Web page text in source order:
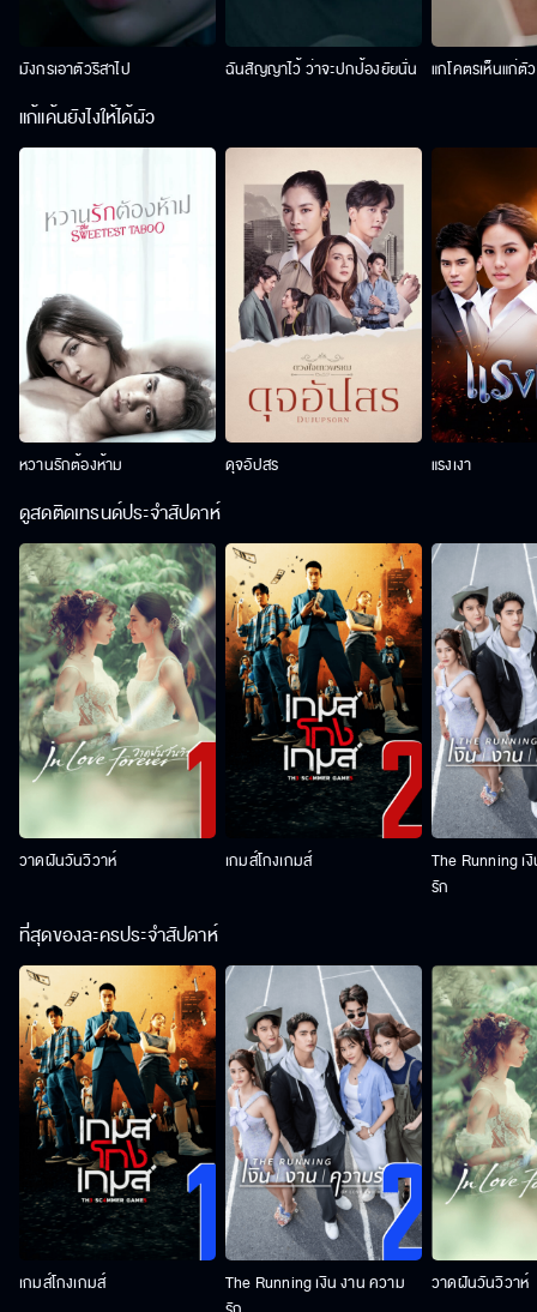
มังกรเอาตัวริสาไป ฉันสัญญาไว้ ว่าจะปกป้องยัยนั่น แกโคตรเห็นแก่ตั
แก้แค้นยังไงให้ได้ผัว
หวานรักต้องห้าม ดุจอัปสร แรงเงา
ดูสดติดเทรนด์ประจำสัปดาห์
วาดฝันวันวิวาห์ เกมส์โกงเกมส์
The Running เ
รัก
ที่สุดของละครประจำสัปดาห์
เกมส์โกงเกมส์
The Running เงิน งาน ความ
วาดฝันวันวิวาห์